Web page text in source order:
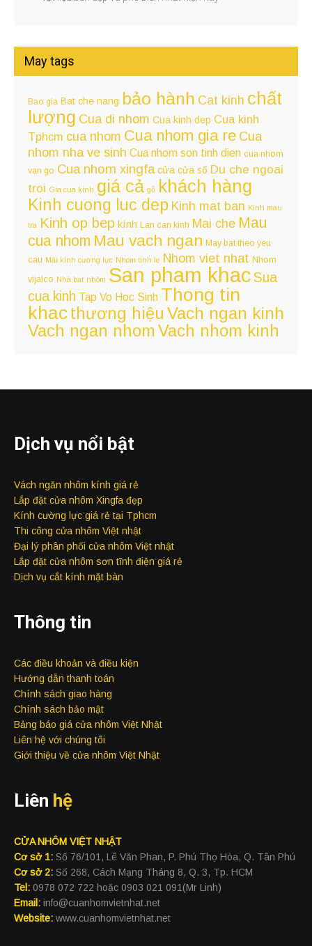
May tags
Bao gia Bat che nang bảo hành Cat kinh chất
lượng Cua di nhom Cua kinh dep Cua kinh
Tphcm cua nhom Cua nhom gia re Cua
nhom nha ve sinh Cua nhom son tinh dien cua nhom
van go Cua nhom xingfa cửa cửa sổ Du che ngoai
troi Gia cua kinh giá cả gỗ khách hàng
Kinh cuong luc dep Kinh mat ban Kinh mau
tra Kinh op bep kính Lan can kinh Mai che Mau
cua nhom Mau vach ngan May bat theo yeu
cau Mái kính cường lực Nhom tinh le Nhom viet nhat Nhom
vijalco Nhà bạt nhôm San pham khacSua
cua kinh
Tap Vo Hoc Sinh Thong tin
khacthương hiệu Vach ngan kinh
Vach ngan nhomVach nhom kinh
Dịch vụ nổi bật
Vách ngăn nhôm kính giá rẻ
Lắp đặt cửa nhôm Xingfa đẹp
Kính cường lực giá rẻ tại Tphcm
Thi công cửa nhôm Việt nhật
Đại lý phân phối cửa nhôm Việt nhật
Lắp đặt cửa nhôm sơn tĩnh điện giá rẻ
Dịch vụ cắt kính mặt bàn
Thông tin
Các điều khoản và điều kiện
Hướng dẫn thanh toán
Chính sách giao hàng
Chính sách bảo mật
Bảng báo giá cửa nhôm Việt Nhật
Liên hệ với chúng tôi
Giới thiệu về cửa nhôm Việt Nhật
Liên hệ
CỬA NHÔM VIỆT NHẬT
Cơ sở 1: Số 76/101, Lê Văn Phan, P. Phú Thọ Hòa, Q. Tân Phú
Cơ sở 2: Số 268, Cách Mạng Tháng 8, Q. 3, Tp. HCM
Tel: 0978 072 722 hoặc 0903 021 091(Mr Linh)
Email: info@cuanhomvietnhat.net
Website: www.cuanhomvietnhat.net